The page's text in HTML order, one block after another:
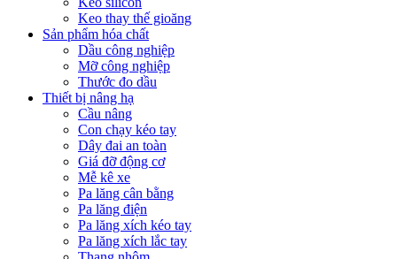
Keo thay thế gioăng
Sản phẩm hóa chất
Dầu công nghiệp
Mỡ công nghiệp
Thước đo dầu
Thiết bị nâng hạ
Cầu nâng
Con chạy kéo tay
Dây đai an toàn
Giá đỡ động cơ
Mễ kê xe
Pa lăng cân bằng
Pa lăng điện
Pa lăng xích kéo tay
Pa lăng xích lắc tay